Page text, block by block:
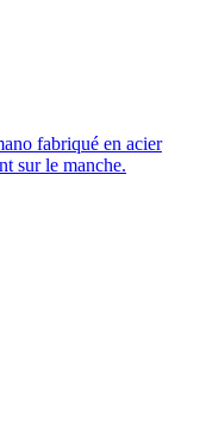
fabriqué en acier
sur le manche.